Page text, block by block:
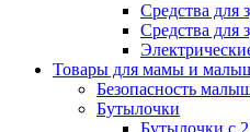
Средства для
Средства для
Товары для мамы и
Безопасность
Бутылочки
Бутылочки с